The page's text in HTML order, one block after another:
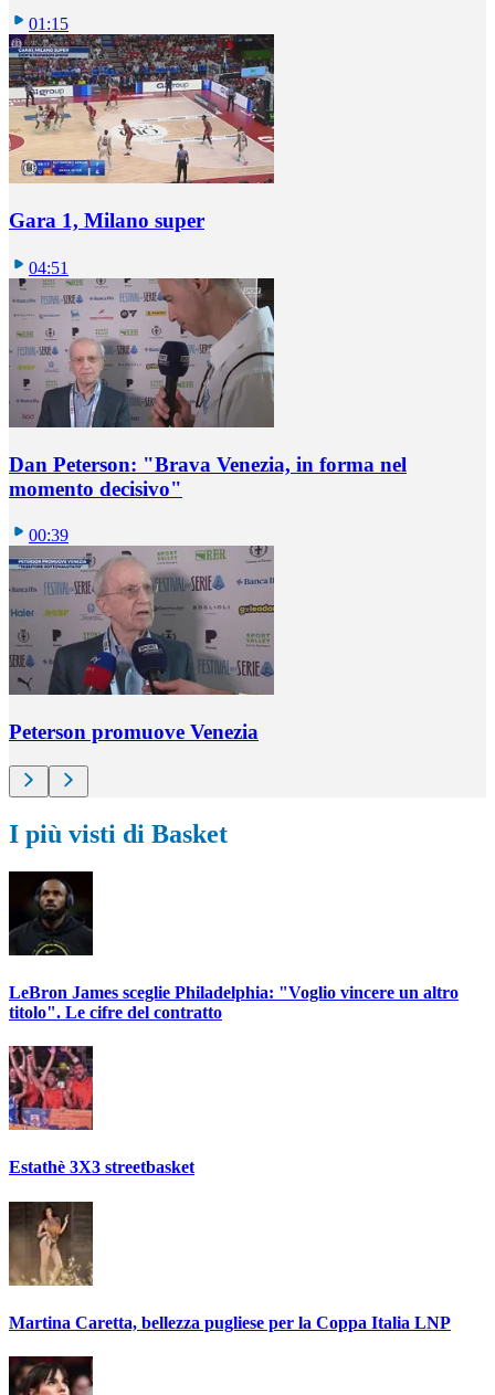
01:15
Gara 1, Milano super
04:51
Dan Peterson: "Brava Venezia, in forma nel
momento decisivo"
00:39
Peterson promuove Venezia
I più visti di Basket
LeBron James sceglie Philadelphia: "Voglio vincere un altro
titolo". Le cifre del contratto
Estathè 3X3 streetbasket
Martina Caretta, bellezza pugliese per la Coppa Italia LNP